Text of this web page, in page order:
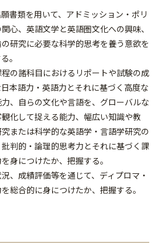
書類を用いて、アドミッション・ポリ
心、英語文学と英語圏文化への興味、
研究に必要な科学的思考を養う意欲を
。
の諸科目におけるリポートや試験の成
本語力・英語力とそれに基づく高度な
、自らの文化や言語を、グローバルな
化して捉える能力、幅広い知識や教
または科学的な英語学・言語学研究の
判的・論理的思考力とそれに基づく課
身につけたか、把握する。
、成績評価等を通じて、ディプロマ・
総合的に身につけたか、把握する。